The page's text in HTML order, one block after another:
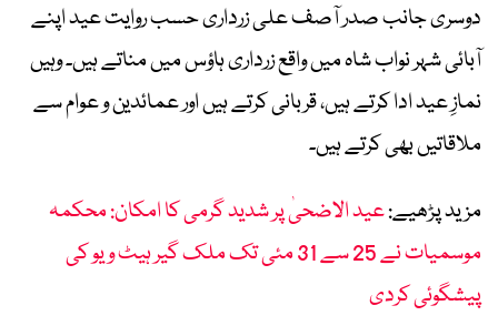
دوسری جانب صدر آصف علی زرداری حسب روایت عید اپنے
آبائی شہر نواب شاہ میں واقع زرداری ہاؤس میں مناتے ہیں۔ وہیں
نمازِ عید ادا کرتے ہیں، قربانی کرتے ہیں اور عمائدین و عوام سے
ملاقاتیں بھی کرتے ہیں۔
مزید پڑھیے:عید الاضحیٰ پر شدید گرمی کا امکان: محکمہ
موسمیات نے 25 سے 31 مئی تک ملک گیر ہیٹ ویو کی
پیشگوئی کردی